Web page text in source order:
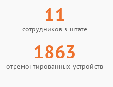
11
сотрудников в штате
1863
отремонтированных устройств